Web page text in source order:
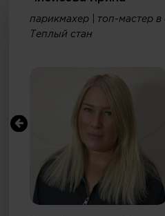
парикмахер | топ-мастер
Теплый стан